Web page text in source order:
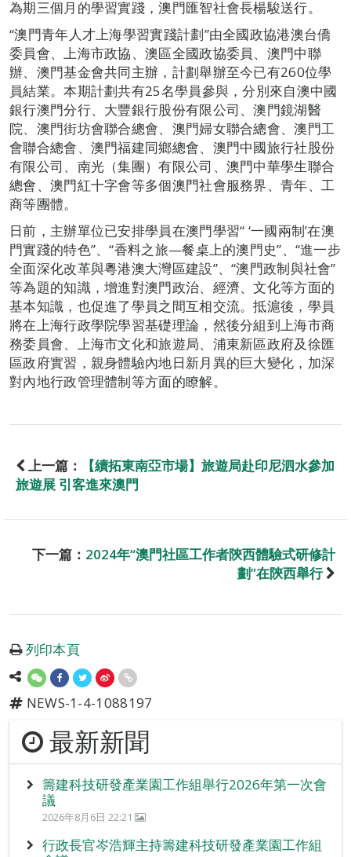
為期三個月的學習實踐，澳門匯智社會長楊駿送行。
“澳門青年人才上海學習實踐計劃”由全國政協港澳台僑
委員會、上海市政協、澳區全國政協委員、澳門中聯
辦、澳門基金會共同主辦，計劃舉辦至今已有260位學
員結業。本期計劃共有25名學員參與，分別來自澳中國
銀行澳門分行、大豐銀行股份有限公司、澳門鏡湖醫
院、澳門街坊會聯合總會、澳門婦女聯合總會、澳門工
會聯合總會、澳門福建同鄉總會、澳門中國旅行社股份
有限公司、南光（集團）有限公司、澳門中華學生聯合
總會、澳門紅十字會等多個澳門社會服務界、青年、工
商等團體。
日前，主辦單位已安排學員在澳門學習“ ‘一國兩制’在澳
門實踐的特色”、“香料之旅—餐桌上的澳門史”、“進一步
全面深化改革與粵港澳大灣區建設”、“澳門政制與社會”
等為題的知識，增進對澳門政治、經濟、文化等方面的
基本知識，也促進了學員之間互相交流。抵滬後，學員
將在上海行政學院學習基礎理論，然後分組到上海市商
務委員會、上海市文化和旅遊局、浦東新區政府及徐匯
區政府實習，親身體驗內地日新月異的巨大變化，加深
對內地行政管理體制等方面的瞭解。
上一篇：
【續拓東南亞市場】旅遊局赴印尼泗水參加
旅遊展 引客進來澳門
下一篇： 2024年“澳門社區工作者陝西體驗式研修計
劃”在陝西舉行
列印本頁
NEWS-1-4-1088197
最新新聞
籌建科技研發產業園工作組舉行2026年第一次會
議
2026年8月6日 22:21
行政長官岑浩輝主持籌建科技研發產業園工作組